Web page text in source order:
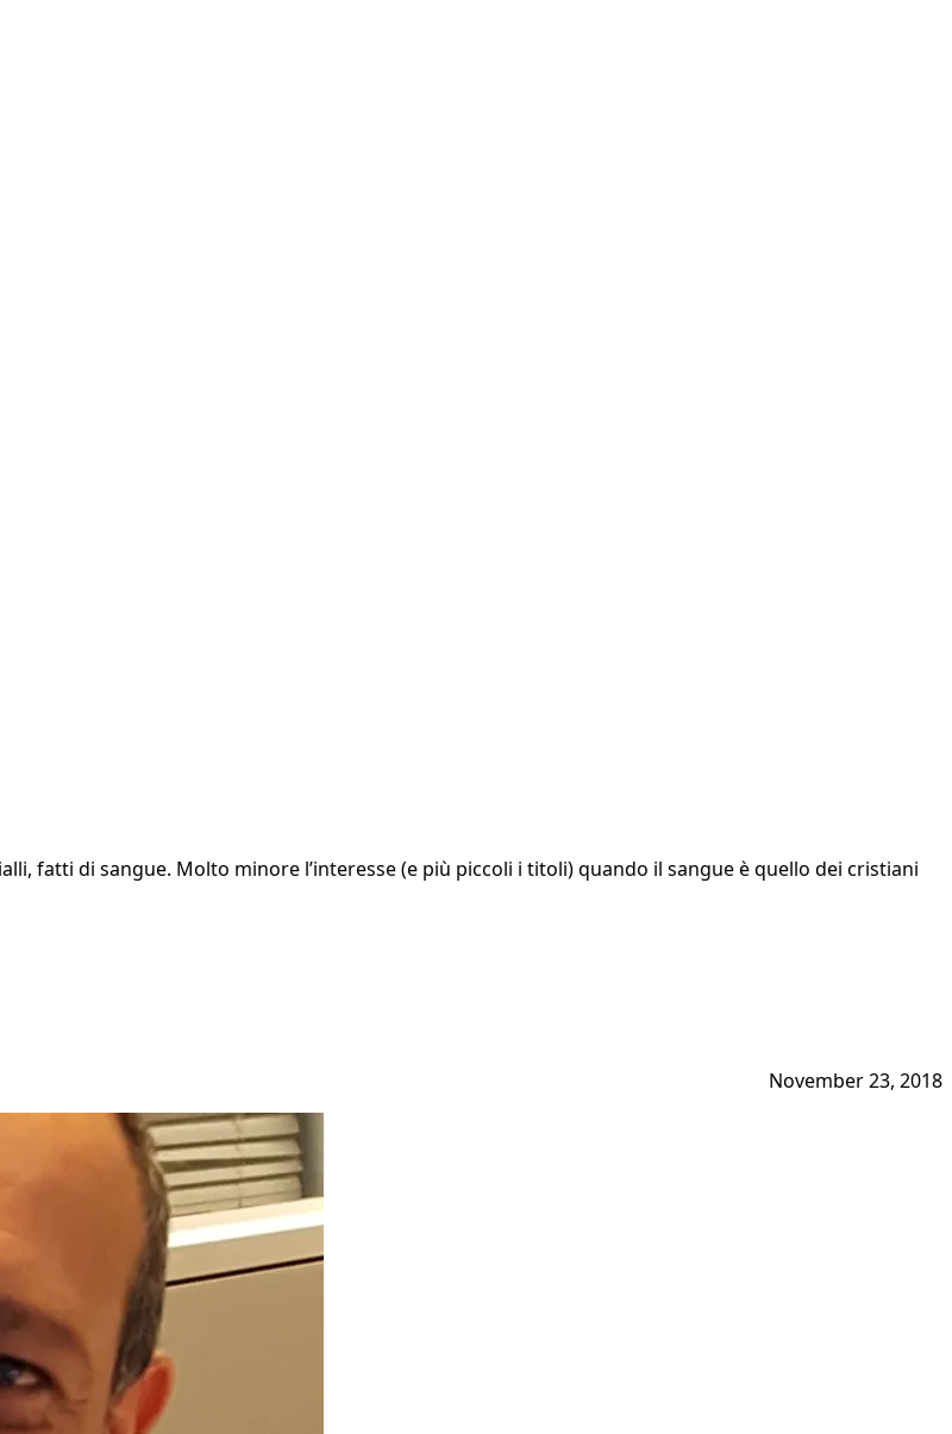
fatti di sangue. Molto minore l’interesse (e più piccoli i titoli) quando il sangue è quello dei cristiani
November 23, 2018